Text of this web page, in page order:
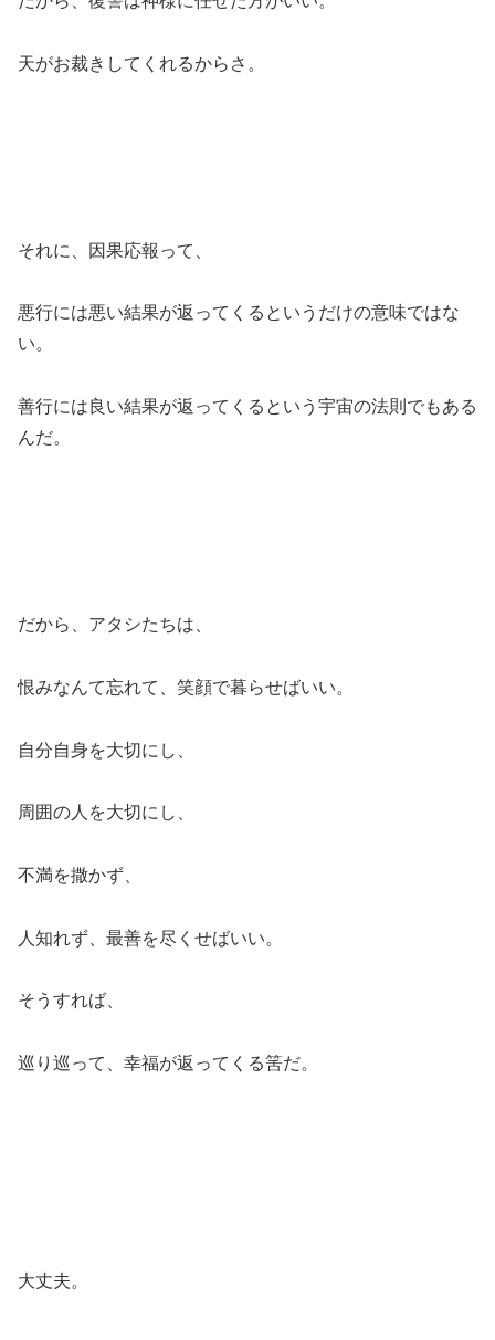
天がお裁きしてくれるからさ。
それに、因果応報って、
悪行には悪い結果が返ってくるというだけの意味ではな
い。
善行には良い結果が返ってくるという宇宙の法則でもある
んだ。
だから、アタシたちは、
恨みなんて忘れて、笑顔で暮らせばいい。
自分自身を大切にし、
周囲の人を大切にし、
不満を撒かず、
人知れず、最善を尽くせばいい。
そうすれば、
巡り巡って、幸福が返ってくる筈だ。
大丈夫。